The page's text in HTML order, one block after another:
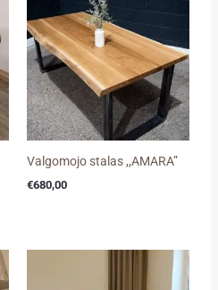
Valgomojo stalas ,,AMARA”
€680,00